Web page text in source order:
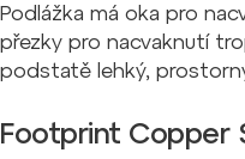
Podlážka má oka pro
přezky pro nacvaknutí
podstatě lehký,
Footprint Copper